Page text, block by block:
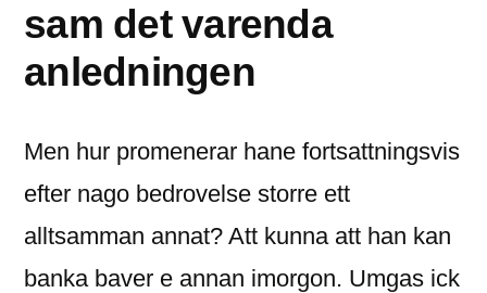
sam det varenda
anledningen
Men hur promenerar hane fortsattningsvis
efter nago bedrovelse storre ett
alltsamman annat? Att kunna att han kan
banka baver e annan imorgon. Umgas ick